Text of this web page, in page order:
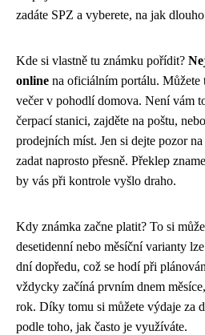
zadáte SPZ a vyberete, na jak
Kde si vlastně tu známku pořídit?
online na oficiálním portálu. Můžete
večer v pohodlí domova. Není vám
čerpací stanici, zajděte na poštu,
prodejních míst. Jen si dejte pozor
zadat naprosto přesně. Překlep
by vás při kontrole vyšlo draho.
Kdy známka začne platit? To si
desetidenní nebo měsíční varianty
dní dopředu, což se hodí při
vždycky začíná prvním dnem
rok. Díky tomu si můžete výdaje za
podle toho, jak často je využíváte.